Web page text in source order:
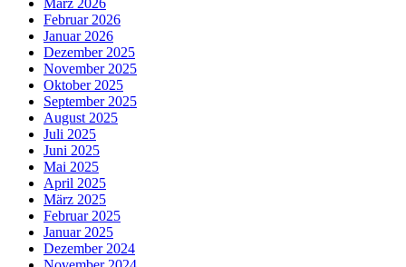
Februar 2026
Januar 2026
Dezember 2025
November 2025
Oktober 2025
September 2025
August 2025
Juli 2025
Juni 2025
Mai 2025
April 2025
März 2025
Februar 2025
Januar 2025
Dezember 2024